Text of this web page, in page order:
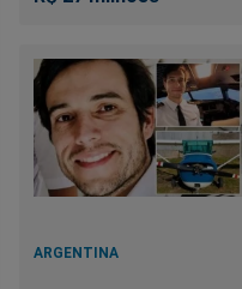
ARGENTINA